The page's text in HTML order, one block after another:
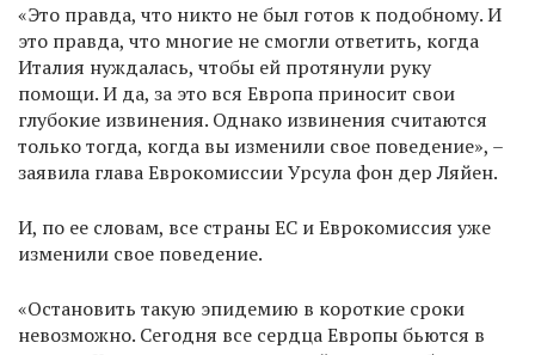
«Это правда, что никто не был готов к подобному. И
это правда, что многие не смогли ответить, когда
Италия нуждалась, чтобы ей протянули руку
помощи. И да, за это вся Европа приносит свои
глубокие извинения. Однако извинения считаются
только тогда, когда вы изменили свое поведение», –
заявила глава Еврокомиссии Урсула фон дер Ляйен.
И, по ее словам, все страны ЕС и Еврокомиссия уже
изменили свое поведение.
«Остановить такую эпидемию в короткие сроки
невозможно. Сегодня все сердца Европы бьются в